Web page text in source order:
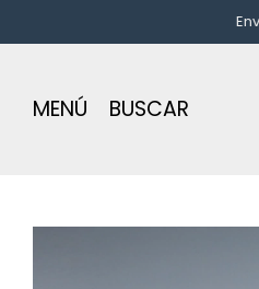
Envío gratis a
MENÚ BUSCAR